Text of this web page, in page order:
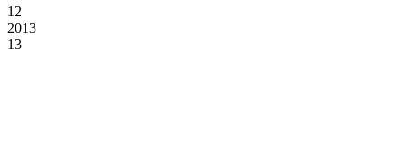
12
2013
13